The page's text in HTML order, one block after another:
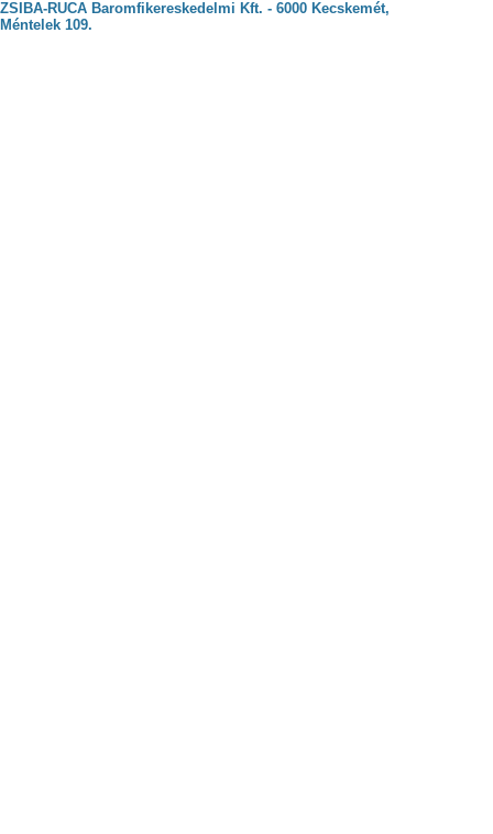
ZSIBA-RUCA Baromfikereskedelmi Kft. - 6000 Kecskemét,
Méntelek 109.